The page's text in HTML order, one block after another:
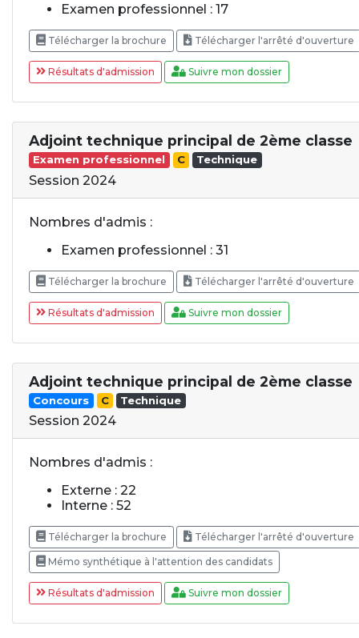
Examen professionnel : 17
Télécharger la brochure Télécharger l'arrêté d'ouverture
Résultats d'admission Suivre mon dossier
Adjoint technique principal de 2ème classe
Examen professionnel C Technique
Session 2024
Nombres d'admis :
Examen professionnel : 31
Télécharger la brochure Télécharger l'arrêté d'ouverture
Résultats d'admission Suivre mon dossier
Adjoint technique principal de 2ème classe
Concours C Technique
Session 2024
Nombres d'admis :
Externe : 22
Interne : 52
Télécharger la brochure Télécharger l'arrêté d'ouverture
Mémo synthétique à l'attention des candidats
Résultats d'admission Suivre mon dossier